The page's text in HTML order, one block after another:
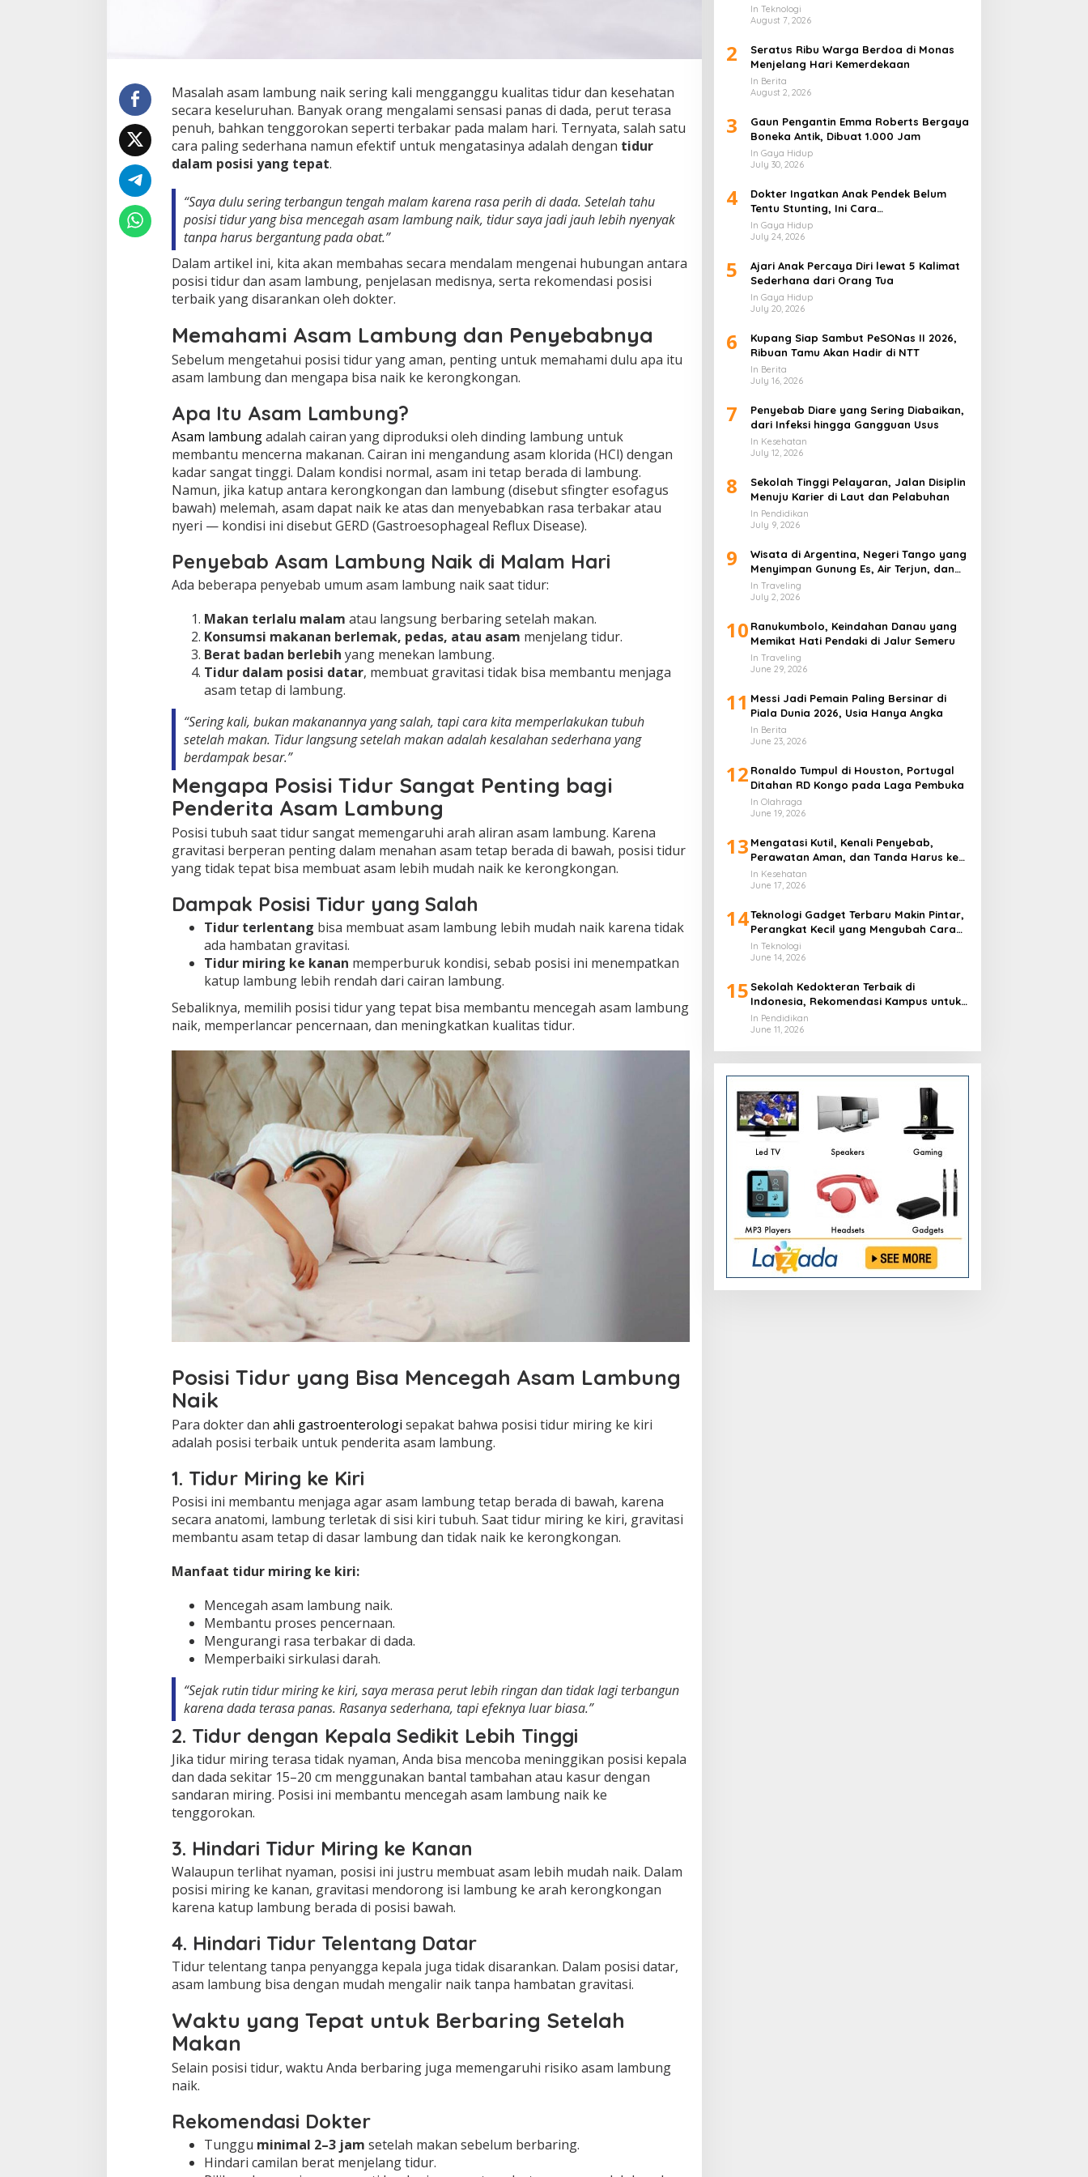
Masalah asam lambung naik sering kali mengganggu kualitas tidur dan kesehatan
secara keseluruhan. Banyak orang mengalami sensasi panas di dada, perut terasa
penuh, bahkan tenggorokan seperti terbakar pada malam hari. Ternyata, salah satu
cara paling sederhana namun efektif untuk mengatasinya adalah dengan tidur
dalam posisi yang tepat.
“Saya dulu sering terbangun tengah malam karena rasa perih di dada. Setelah tahu
posisi tidur yang bisa mencegah asam lambung naik, tidur saya jadi jauh lebih nyenyak
tanpa harus bergantung pada obat.”
Dalam artikel ini, kita akan membahas secara mendalam mengenai hubungan antara
posisi tidur dan asam lambung, penjelasan medisnya, serta rekomendasi posisi
terbaik yang disarankan oleh dokter.
Memahami Asam Lambung dan Penyebabnya
Sebelum mengetahui posisi tidur yang aman, penting untuk memahami dulu apa itu
asam lambung dan mengapa bisa naik ke kerongkongan.
Apa Itu Asam Lambung?
Asam lambungadalah cairan yang diproduksi oleh dinding lambung untuk
membantu mencerna makanan. Cairan ini mengandung asam klorida (HCl) dengan
kadar sangat tinggi. Dalam kondisi normal, asam ini tetap berada di lambung.
Namun, jika katup antara kerongkongan dan lambung (disebut sfingter esofagus
bawah) melemah, asam dapat naik ke atas dan menyebabkan rasa terbakar atau
nyeri — kondisi ini disebut GERD (Gastroesophageal Reflux Disease).
Penyebab Asam Lambung Naik di Malam Hari
Ada beberapa penyebab umum asam lambung naik saat tidur:
Makan terlalu malam atau langsung berbaring setelah makan.
Konsumsi makanan berlemak, pedas, atau asam menjelang tidur.
Berat badan berlebih yang menekan lambung.
Tidur dalam posisi datar, membuat gravitasi tidak bisa membantu menjaga
asam tetap di lambung.
“Sering kali, bukan makanannya yang salah, tapi cara kita memperlakukan tubuh
setelah makan. Tidur langsung setelah makan adalah kesalahan sederhana yang
berdampak besar.”
Mengapa Posisi Tidur Sangat Penting bagi
Penderita Asam Lambung
Posisi tubuh saat tidur sangat memengaruhi arah aliran asam lambung. Karena
gravitasi berperan penting dalam menahan asam tetap berada di bawah, posisi tidur
yang tidak tepat bisa membuat asam lebih mudah naik ke kerongkongan.
Dampak Posisi Tidur yang Salah
Tidur terlentang bisa membuat asam lambung lebih mudah naik karena tidak
ada hambatan gravitasi.
Tidur miring ke kanan memperburuk kondisi, sebab posisi ini menempatkan
katup lambung lebih rendah dari cairan lambung.
Sebaliknya, memilih posisi tidur yang tepat bisa membantu mencegah asam lambung
naik, memperlancar pencernaan, dan meningkatkan kualitas tidur.
Posisi Tidur yang Bisa Mencegah Asam Lambung
Naik
Para dokter dan ahli gastroenterologi sepakat bahwa posisi tidur miring ke kiri
adalah posisi terbaik untuk penderita asam lambung.
1. Tidur Miring ke Kiri
Posisi ini membantu menjaga agar asam lambung tetap berada di bawah, karena
secara anatomi, lambung terletak di sisi kiri tubuh. Saat tidur miring ke kiri, gravitasi
membantu asam tetap di dasar lambung dan tidak naik ke kerongkongan.
Manfaat tidur miring ke kiri:
Mencegah asam lambung naik.
Membantu proses pencernaan.
Mengurangi rasa terbakar di dada.
Memperbaiki sirkulasi darah.
“Sejak rutin tidur miring ke kiri, saya merasa perut lebih ringan dan tidak lagi terbangun
karena dada terasa panas. Rasanya sederhana, tapi efeknya luar biasa.”
2. Tidur dengan Kepala Sedikit Lebih Tinggi
Jika tidur miring terasa tidak nyaman, Anda bisa mencoba meninggikan posisi kepala
dan dada sekitar 15–20 cm menggunakan bantal tambahan atau kasur dengan
sandaran miring. Posisi ini membantu mencegah asam lambung naik ke
tenggorokan.
3. Hindari Tidur Miring ke Kanan
Walaupun terlihat nyaman, posisi ini justru membuat asam lebih mudah naik. Dalam
posisi miring ke kanan, gravitasi mendorong isi lambung ke arah kerongkongan
karena katup lambung berada di posisi bawah.
4. Hindari Tidur Telentang Datar
Tidur telentang tanpa penyangga kepala juga tidak disarankan. Dalam posisi datar,
asam lambung bisa dengan mudah mengalir naik tanpa hambatan gravitasi.
Waktu yang Tepat untuk Berbaring Setelah
Makan
Selain posisi tidur, waktu Anda berbaring juga memengaruhi risiko asam lambung
naik.
Rekomendasi Dokter
Tunggu minimal 2–3 jam setelah makan sebelum berbaring.
Hindari camilan berat menjelang tidur.
Lapis
In Teknologi
August 7, 2026
2
Seratus Ribu Warga Berdoa di Monas
Menjelang Hari Kemerdekaan
In Berita
August 2, 2026
3
Gaun Pengantin Emma Roberts Bergaya
Boneka Antik, Dibuat 1.000 Jam
In Gaya Hidup
July 30, 2026
4
Dokter Ingatkan Anak Pendek Belum
Tentu Stunting, Ini Cara
Membedakannya
In Gaya Hidup
July 24, 2026
5
Ajari Anak Percaya Diri lewat 5 Kalimat
Sederhana dari Orang Tua
In Gaya Hidup
July 20, 2026
6
Kupang Siap Sambut PeSONas II 2026,
Ribuan Tamu Akan Hadir di NTT
In Berita
July 16, 2026
7
Penyebab Diare yang Sering Diabaikan,
dari Infeksi hingga Gangguan Usus
In Kesehatan
July 12, 2026
8
Sekolah Tinggi Pelayaran, Jalan Disiplin
Menuju Karier di Laut dan Pelabuhan
In Pendidikan
July 9, 2026
9
Wisata di Argentina, Negeri Tango yang
Menyimpan Gunung Es, Air Terjun, dan
Kota Penuh Warna
In Traveling
July 2, 2026
10 Ranukumbolo, Keindahan Danau yang
Memikat Hati Pendaki di Jalur Semeru
In Traveling
June 29, 2026
11 Messi Jadi Pemain Paling Bersinar di
Piala Dunia 2026, Usia Hanya Angka
In Berita
June 23, 2026
12 Ronaldo Tumpul di Houston, Portugal
Ditahan RD Kongo pada Laga Pembuka
In Olahraga
June 19, 2026
13 Mengatasi Kutil, Kenali Penyebab,
Perawatan Aman, dan Tanda Harus ke
Dokter
In Kesehatan
June 17, 2026
14Teknologi Gadget Terbaru Makin Pintar,
Perangkat Kecil yang Mengubah Cara
Hidup Harian
In Teknologi
June 14, 2026
15 Sekolah Kedokteran Terbaik di
Indonesia, Rekomendasi Kampus untuk
Calon Dokter
In Pendidikan
June 11, 2026